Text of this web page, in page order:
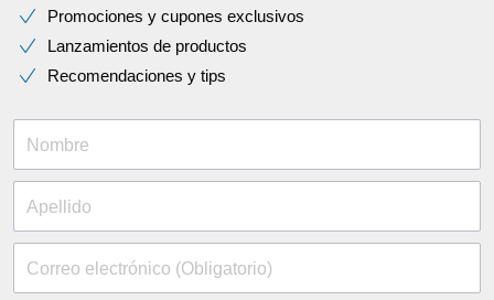
Promociones y cupones exclusivos
Lanzamientos de productos
Recomendaciones y tips
Nombre
Apellido
Correo electrónico (Obligatorio)